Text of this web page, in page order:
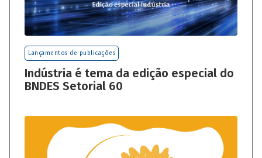
Lançamentos de publicações
Indústria é tema da edição especial do
BNDES Setorial 60